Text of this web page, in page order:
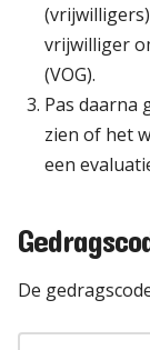
vrijwilliger
(VOG).
Pas daarna
zien of het
een
De